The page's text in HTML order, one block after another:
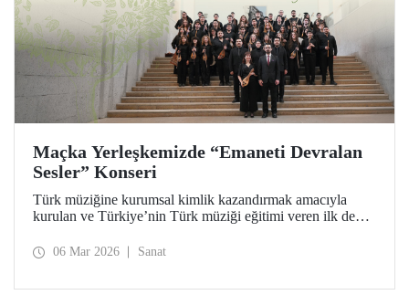
Maçka Yerleşkemizde “Emaneti Devralan
Sesler” Konseri
Türk müziğine kurumsal kimlik kazandırmak amacıyla
kurulan ve Türkiye’nin Türk müziği eğitimi veren ilk devlet
Konservatuarı, ikinci yarım asrına “Emaneti Devralan
06 Mar 2026 Sanat